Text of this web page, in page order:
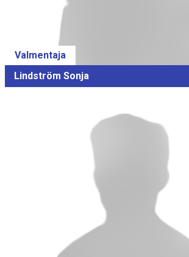
Valmentaja
Lindström Sonja